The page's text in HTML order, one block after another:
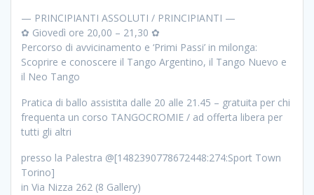
— PRINCIPIANTI ASSOLUTI / PRINCIPIANTI —
✿ Giovedì ore 20,00 – 21,30 ✿
Percorso di avvicinamento e ‘Primi Passi’ in milonga:
Scoprire e conoscere il Tango Argentino, il Tango Nuevo e
il Neo Tango
Pratica di ballo assistita dalle 20 alle 21.45 – gratuita per chi
frequenta un corso TANGOCROMIE / ad offerta libera per
tutti gli altri
presso la Palestra @[1482390778672448:274:Sport Town
Torino]
in Via Nizza 262 (8 Gallery)